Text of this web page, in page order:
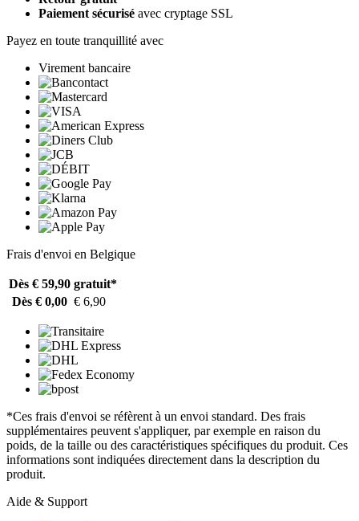
Paiement sécurisé avec cryptage SSL
Payez en toute tranquillité avec
Virement bancaire
Frais d'envoi en Belgique
Dès € 59,90 gratuit*
Dès € 0,00 € 6,90
*Ces frais d'envoi se réfèrent à un envoi standard. Des frais
supplémentaires peuvent s'appliquer, par exemple en raison du
poids, de la taille ou des caractéristiques spécifiques du produit. Ces
informations sont indiquées directement dans la description du
produit.
Aide & Support